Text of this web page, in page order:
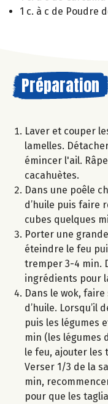
1 c. à c de Poudre
Préparation
Laver et couper
lamelles.
émincer l'ail.
cacahuètes.
Dans une poêle
d’huile puis faire
cubes quelques
Porter une
éteindre le feu
tremper 3-4 min.
ingrédients pour
Dans le wok, faire
d’huile. Lorsqu’il
puis les légumes
min (les légumes
le feu, ajouter les
Verser 1/3 de la
min,
pour que les